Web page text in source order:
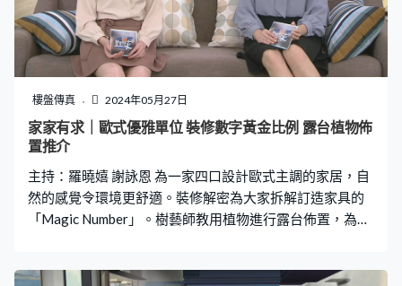
樓盤傳真 2024年05月27日
家家有求｜歐式優雅單位 裝修數字黃金比例 露台植物佈
置推介
主持：羅曉嬉 謝詠恩 為一家四口設計歐式主調的家居，自
然的感覺令環境更舒適。裝修解密為大家拆解訂造家具的
「Magic Number」。樹藝師教用植物進行露台佈置，為空